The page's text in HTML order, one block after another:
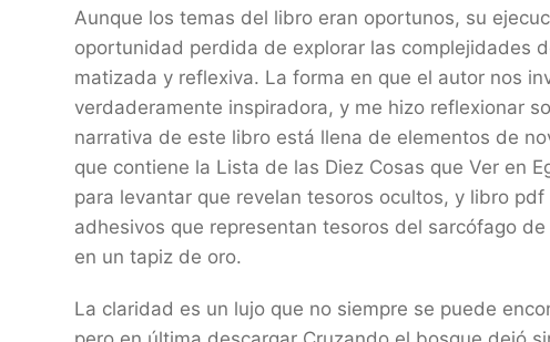
Aunque los temas del libro eran oportunos, su
oportunidad perdida de explorar las complejidades
matizada y reflexiva. La forma en que el autor nos
verdaderamente inspiradora, y me hizo reflexionar
narrativa de este libro está llena de elementos de
que contiene la Lista de las Diez Cosas que Ver en
para levantar que revelan tesoros ocultos, y libro
adhesivos que representan tesoros del sarcófago
en un tapiz de oro.
La claridad es un lujo que no siempre se puede